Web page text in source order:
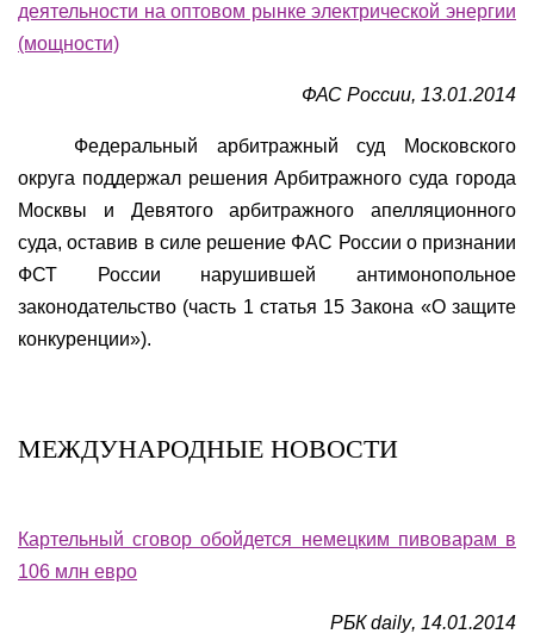
деятельности на оптовом рынке электрической энергии
(мощности)
ФАС России, 13.01.2014
Федеральный арбитражный суд Московского
округа поддержал решения Арбитражного суда города
Москвы и Девятого арбитражного апелляционного
суда, оставив в силе решение ФАС России о признании
ФСТ России нарушившей антимонопольное
законодательство (часть 1 статья 15 Закона «О защите
конкуренции»).
МЕЖДУНАРОДНЫЕ НОВОСТИ
Картельный сговор обойдется немецким пивоварам в
106 млн евро
РБКdaily, 14.01.2014